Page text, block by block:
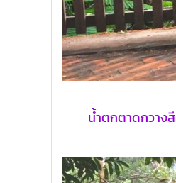
น้ำตกตาดกวางสี